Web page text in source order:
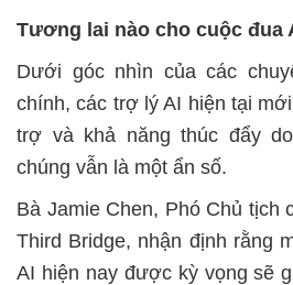
Tương lai nào cho cuộc đua
Dưới góc nhìn của các
chính, các trợ lý AI hiện tại
trợ và khả năng thúc đẩy
chúng vẫn là một ẩn số.
Bà Jamie Chen, Phó Chủ tịch
Third Bridge, nhận định rằng
AI hiện nay được kỳ vọng sẽ